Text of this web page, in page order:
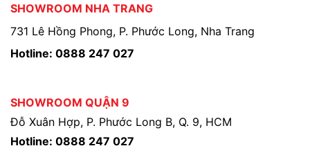
SHOWROOM NHA TRANG
731 Lê Hồng Phong, P. Phước Long, Nha Trang
Hotline: 0888 247 027
SHOWROOM QUẬN 9
Đỗ Xuân Hợp, P. Phước Long B, Q. 9, HCM
Hotline: 0888 247 027